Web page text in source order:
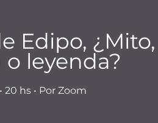
Edipo,
o leyenda?
hs • Por Zoom